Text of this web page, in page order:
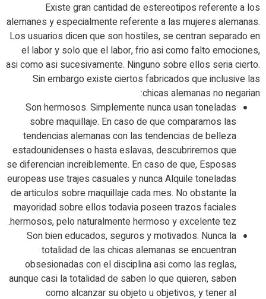
Existe gran cantidad de estereotipos referente a los
alemanes y especialmente referente a las mujeres alemanas.
Los usuarios dicen que son hostiles, se centran separado en
el labor y solo que el labor, frio asi­ como falto emociones,
asi­ como asi sucesivamente. Ninguno sobre ellos seri­a cierto.
Sin embargo existe ciertos fabricados que inclusive las
chicas alemanas no negarian:
Son hermosos. Simplemente nunca usan toneladas
sobre maquillaje. En caso de que comparamos las
tendencias alemanas con las tendencias de belleza
estadounidenses o hasta eslavas, descubriremos que
se diferencian increiblemente. En caso de que, Esposas
europeas use trajes casuales y nunca Alquile toneladas
de arti­culos sobre maquillaje cada mes. No obstante la
mayoridad sobre ellos todavia poseen trazos faciales
hermosos, pelo naturalmente hermoso y excelente tez.
Son bien educados, seguros y motivados. Nunca la
totalidad de las chicas alemanas se encuentran
obsesionadas con el disciplina asi­ como las reglas,
aunque casi la totalidad de saben lo que quieren, saben
como alcanzar su objeto u objetivos, y tener al